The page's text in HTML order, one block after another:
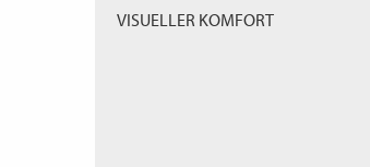
VISUELLER KOMFORT